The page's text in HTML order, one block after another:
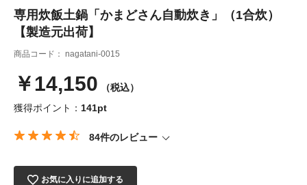
専用炊飯土鍋「かまどさん自動炊き」（1合炊）
【製造元出荷】
商品コード： nagatani-0015
￥14,150 （税込）
獲得ポイント： 141pt
84件のレビュー
お気に入りに追加する